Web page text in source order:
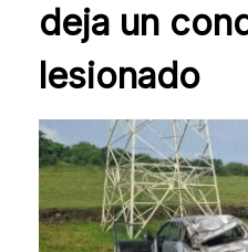
deja un
lesionado